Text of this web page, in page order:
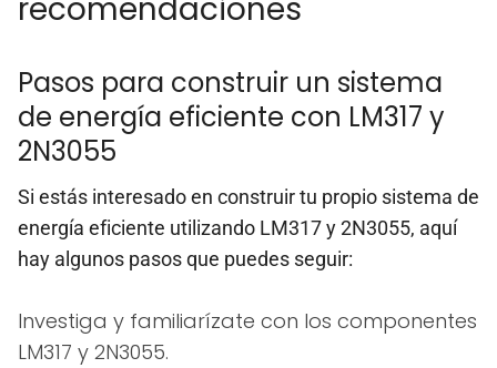
recomendaciones
Pasos para construir un sistema
de energía eficiente con LM317 y
2N3055
Si estás interesado en construir tu propio sistema de
energía eficiente utilizando LM317 y 2N3055, aquí
hay algunos pasos que puedes seguir:
Investiga y familiarízate con los componentes
LM317 y 2N3055.